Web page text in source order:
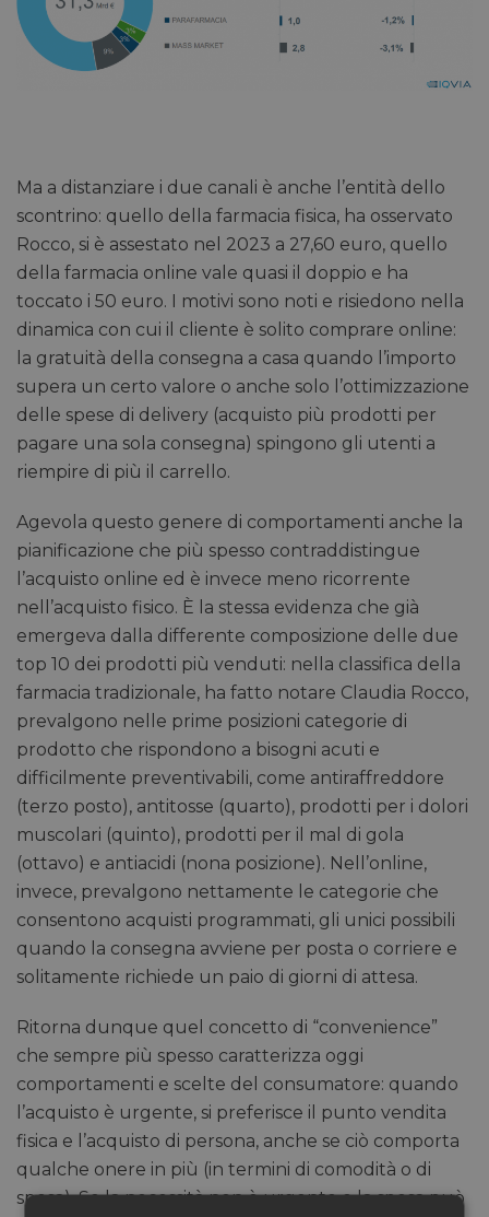
Ma a distanziare i due canali è anche l’entità dello
scontrino: quello della farmacia fisica, ha osservato
Rocco, si è assestato nel 2023 a 27,60 euro, quello
della farmacia online vale quasi il doppio e ha
toccato i 50 euro. I motivi sono noti e risiedono nella
dinamica con cui il cliente è solito comprare online:
la gratuità della consegna a casa quando l’importo
supera un certo valore o anche solo l’ottimizzazione
delle spese di delivery (acquisto più prodotti per
pagare una sola consegna) spingono gli utenti a
riempire di più il carrello.
Agevola questo genere di comportamenti anche la
pianificazione che più spesso contraddistingue
l’acquisto online ed è invece meno ricorrente
nell’acquisto fisico. È la stessa evidenza che già
emergeva dalla differente composizione delle due
top 10 dei prodotti più venduti: nella classifica della
farmacia tradizionale, ha fatto notare Claudia Rocco,
prevalgono nelle prime posizioni categorie di
prodotto che rispondono a bisogni acuti e
difficilmente preventivabili, come antiraffreddore
(terzo posto), antitosse (quarto), prodotti per i dolori
muscolari (quinto), prodotti per il mal di gola
(ottavo) e antiacidi (nona posizione). Nell’online,
invece, prevalgono nettamente le categorie che
consentono acquisti programmati, gli unici possibili
quando la consegna avviene per posta o corriere e
solitamente richiede un paio di giorni di attesa.
Ritorna dunque quel concetto di “convenience”
che sempre più spesso caratterizza oggi
comportamenti e scelte del consumatore: quando
l’acquisto è urgente, si preferisce il punto vendita
fisica e l’acquisto di persona, anche se ciò comporta
qualche onere in più (in termini di comodità o di
spesa). Se la necessità non è urgente e la spesa può